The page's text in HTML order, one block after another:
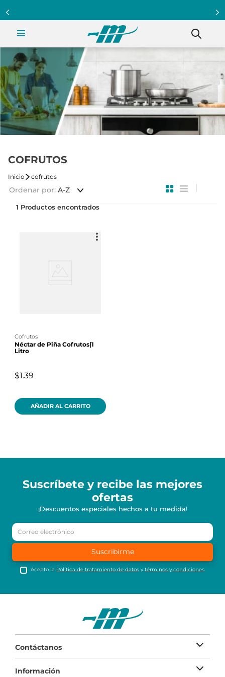
COFRUTOS
cofrutos
Ordenar por A-Z
1
cofrutos
Néctar de Piña Cofrutos|1
Litro
$1.39
AÑADIR AL CARRITO
Suscríbete y recibe las mejores
ofertas
¡Descuentos especiales hechos a tu medida!
Suscribirme
Acepto la Política de tratamiento de datos ytérminos y condiciones
Contáctanos
Información